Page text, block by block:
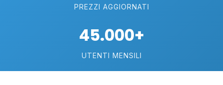
PREZZI AGGIORNATI
45.000+
UTENTI MENSILI